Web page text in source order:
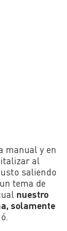
manual y en
al
saliendo
tema de
nuestro
solamente